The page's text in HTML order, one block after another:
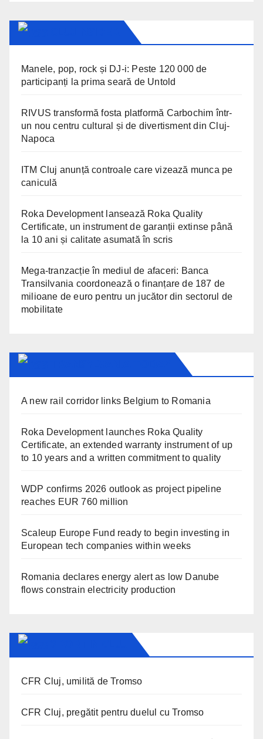
Manele, pop, rock și DJ-i: Peste 120 000 de
participanți la prima seară de Untold
RIVUS transformă fosta platformă Carbochim într-
un nou centru cultural și de divertisment din Cluj-
Napoca
ITM Cluj anunță controale care vizează munca pe
caniculă
Roka Development lansează Roka Quality
Certificate, un instrument de garanții extinse până
la 10 ani și calitate asumată în scris
Mega-tranzacție în mediul de afaceri: Banca
Transilvania coordonează o finanțare de 187 de
milioane de euro pentru un jucător din sectorul de
mobilitate
A new rail corridor links Belgium to Romania
Roka Development launches Roka Quality
Certificate, an extended warranty instrument of up
to 10 years and a written commitment to quality
WDP confirms 2026 outlook as project pipeline
reaches EUR 760 million
Scaleup Europe Fund ready to begin investing in
European tech companies within weeks
Romania declares energy alert as low Danube
flows constrain electricity production
CFR Cluj, umilită de Tromso
CFR Cluj, pregătit pentru duelul cu Tromso